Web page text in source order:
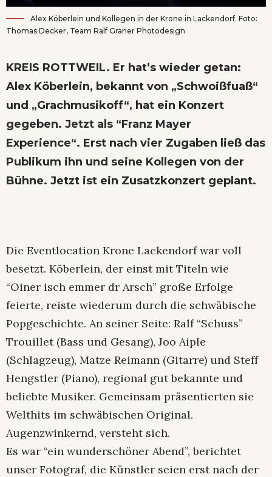
Alex Köberlein und Kollegen in der Krone in Lackendorf. Foto:
Thomas Decker, Team Ralf Graner Photodesign
KREIS ROTTWEIL. Er hat’s wieder getan:
Alex Köberlein, bekannt von „Schwoißfuaß“
und „Grachmusikoff“, hat ein Konzert
gegeben. Jetzt als “Franz Mayer
Experience“. Erst nach vier Zugaben ließ das
Publikum ihn und seine Kollegen von der
Bühne. Jetzt ist ein Zusatzkonzert geplant.
Die Eventlocation Krone Lackendorf war voll
besetzt. Köberlein, der einst mit Titeln wie
“Oiner isch emmer dr Arsch” große Erfolge
feierte, reiste wiederum durch die schwäbische
Popgeschichte. An seiner Seite: Ralf “Schuss”
Trouillet (Bass und Gesang), Joo Aiple
(Schlagzeug), Matze Reimann (Gitarre) und Steff
Hengstler (Piano), regional gut bekannte und
beliebte Musiker. Gemeinsam präsentierten sie
Welthits im schwäbischen Original.
Augenzwinkernd, versteht sich.
Es war “ein wunderschöner Abend”, berichtet
unser Fotograf, die Künstler seien erst nach der